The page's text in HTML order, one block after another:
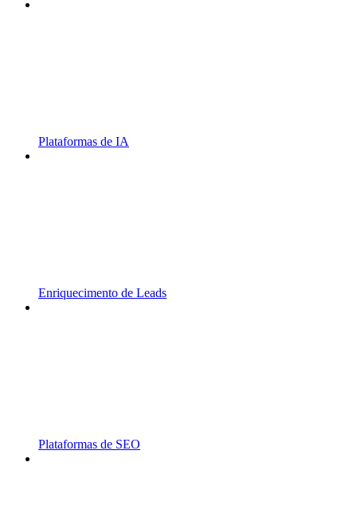
Plataformas de IA
Enriquecimento de Leads
Plataformas de SEO